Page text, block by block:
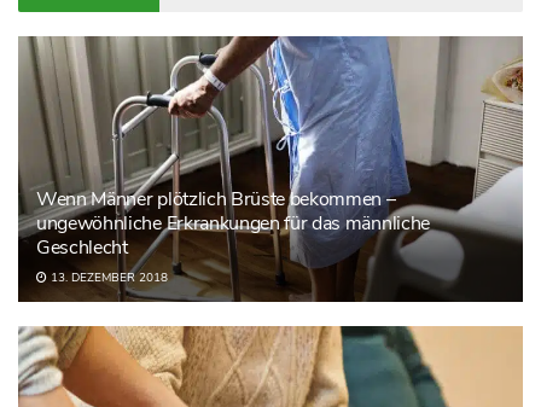
Wenn Männer plötzlich Brüste bekommen –
ungewöhnliche Erkrankungen für das männliche
Geschlecht
13. DEZEMBER 2018